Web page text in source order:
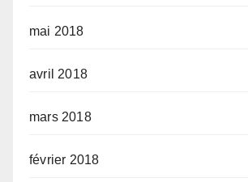
mai 2018
avril 2018
mars 2018
février 2018